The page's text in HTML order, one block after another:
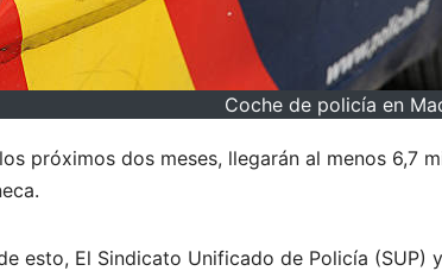
Coche de policía en
próximos dos meses, llegarán al menos 6,7
esto, El Sindicato Unificado de Policía (SUP)